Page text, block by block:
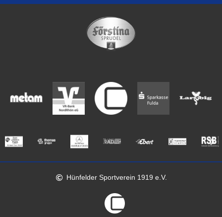
Hünfelder Sportverein 1919 e.V.